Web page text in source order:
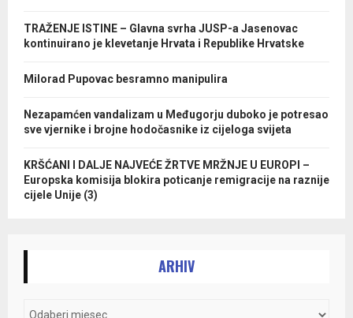
TRAŽENJE ISTINE – Glavna svrha JUSP-a Jasenovac
kontinuirano je klevetanje Hrvata i Republike Hrvatske
Milorad Pupovac besramno manipulira
Nezapamćen vandalizam u Međugorju duboko je potresao
sve vjernike i brojne hodočasnike iz cijeloga svijeta
KRŠĆANI I DALJE NAJVEĆE ŽRTVE MRŽNJE U EUROPI –
Europska komisija blokira poticanje remigracije na raznije
cijele Unije (3)
ARHIV